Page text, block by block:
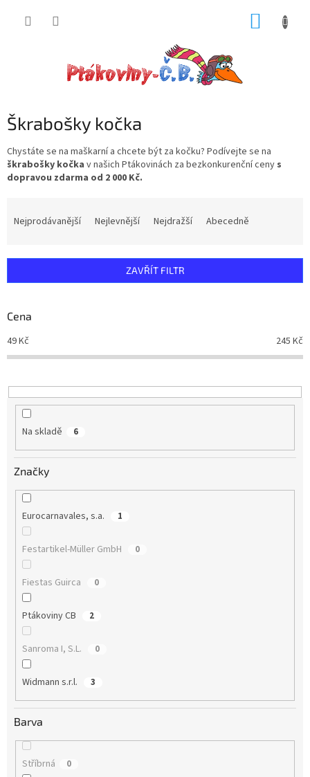
Škrabošky kočka
Chystáte se na maškarní a chcete být za kočku? Podívejte se na
škrabošky kočka v našich Ptákovinách za bezkonkurenční ceny s
dopravou zdarma od 2 000 Kč.
í
r
o
d
u
t
ů
Nejprodávanější Nejlevnější Nejdražší Abecedně
ZAVŘÍT FILTR
Cena
49Kč 245 Kč
Na skladě 6
Značky
Eurocarnavales, s.a. 1
Festartikel-Müller GmbH 0
Fiestas Guirca 0
Ptákoviny CB 2
Sanroma I, S.L. 0
Widmann s.r.l. 3
Barva
Stříbrná 0